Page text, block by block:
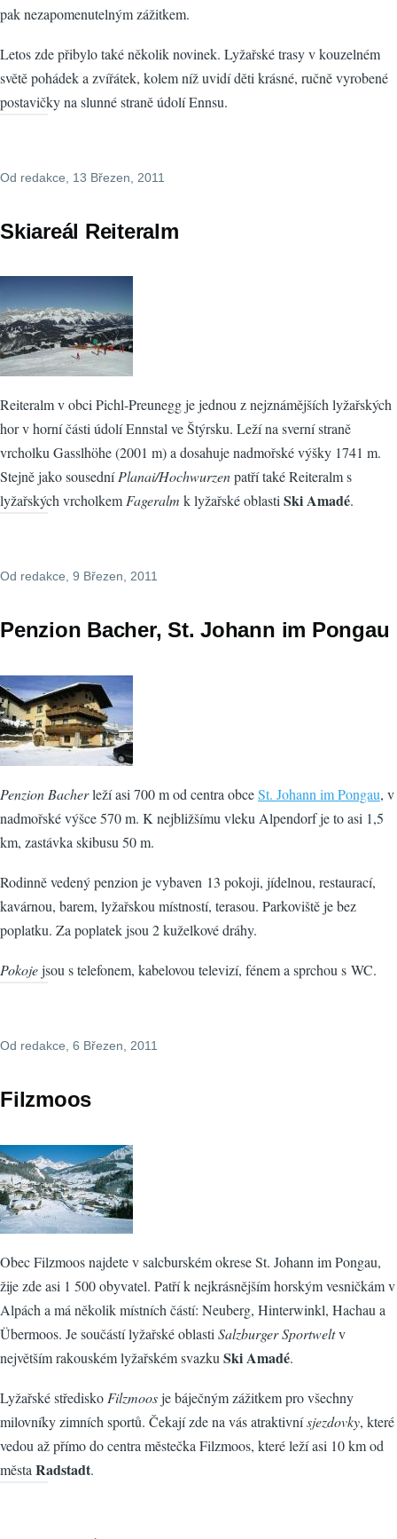
pak nezapomenutelným zážitkem.
Letos zde přibylo také několik novinek. Lyžařské trasy v kouzelném
světě pohádek a zvířátek, kolem níž uvidí děti krásné, ručně vyrobené
postavičky na slunné straně údolí Ennsu.
Od redakce , 13 Březen, 2011
Skiareál Reiteralm
Reiteralm v obci Pichl-Preunegg je jednou z nejznámějších lyžařských
hor v horní části údolí Ennstal ve Štýrsku. Leží na sverní straně
vrcholku Gasslhöhe (2001 m) a dosahuje nadmořské výšky 1741 m.
Stejně jako sousedníPlanai/Hochwurzenpatří také Reiteralm s
lyžařských vrcholkemFageralm k lyžařské oblastiSki Amadé.
Od redakce, 9 Březen, 2011
Penzion Bacher, St. Johann im Pongau
Penzion Bacherleží asi 700 m od centra obceSt. Johann im Pongau, v
nadmořské výšce 570 m. K nejbližšímu vleku Alpendorf je to asi 1,5
km, zastávka skibusu 50 m.
Rodinně vedený penzion je vybaven 13 pokoji, jídelnou, restaurací,
kavárnou, barem, lyžařskou místností, terasou. Parkoviště je bez
poplatku. Za poplatek jsou 2 kuželkové dráhy.
Pokojejsou s telefonem, kabelovou televizí, fénem a sprchou s WC.
Od redakce, 6 Březen, 2011
Filzmoos
Obec Filzmoos najdete v salcburském okrese St. Johann im Pongau,
žije zde asi 1 500 obyvatel. Patří k nejkrásnějším horským vesničkám v
Alpách a má několik místních částí: Neuberg, Hinterwinkl, Hachau a
Übermoos. Je součástí lyžařské oblasti Salzburger Sportweltv
největším rakouském lyžařském svazku Ski Amadé.
Lyžařské středisko Filzmoosje báječným zážitkem pro všechny
milovníky zimních sportů. Čekají zde na vás atraktivnísjezdovky, které
vedou až přímo do centra městečka Filzmoos, které leží asi 10 km od
města Radstadt.